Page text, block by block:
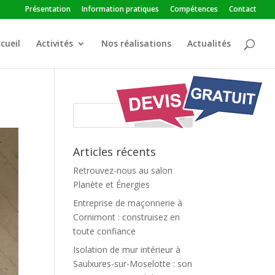
Présentation Information pratiques Compétences Contact
Activités Nos réalisations Actualités
Articles récents
Retrouvez-nous au salon
Planète et Énergies
Entreprise de maçonnerie à
Cornimont : construisez en
toute confiance
Isolation de mur intérieur à
Saulxures-sur-Moselotte : son